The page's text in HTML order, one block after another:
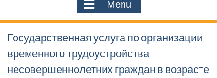
Menu
Государственная услуга по организации
временного трудоустройства
несовершеннолетних граждан в возрасте